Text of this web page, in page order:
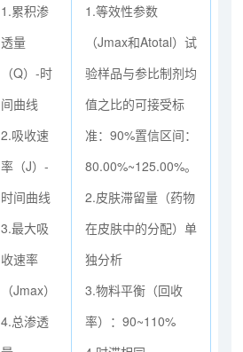
1.累积渗
透量
（Q）-时
间曲线
2.吸收速
率（J）-
时间曲线
3.最大吸
收速率
（Jmax）
4.总渗透
1.等效性参数
（Jmax和Atotal）试
验样品与参比制剂均
值之比的可接受标
准：90%置信区间：
80.00%~125.00%。
2.皮肤滞留量（药物
在皮肤中的分配）单
独分析
3.物料平衡（回收
率）：90~110%